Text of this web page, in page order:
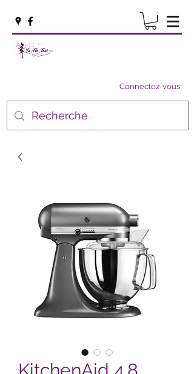
Connectez-vous